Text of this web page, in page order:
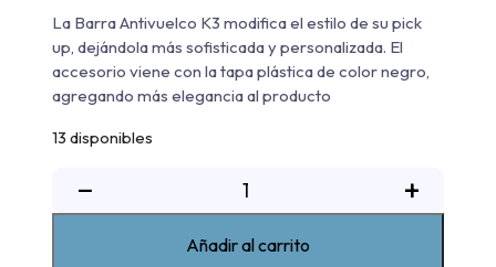
original
era:
$289.990.
actual
es:
$247.990.
La Barra Antivuelco K3 modifica el estilo de su pick
up, dejándola más sofisticada y personalizada. El
accesorio viene con la tapa plástica de color negro,
agregando más elegancia al producto
13 disponibles
− +
Añadir al carrito